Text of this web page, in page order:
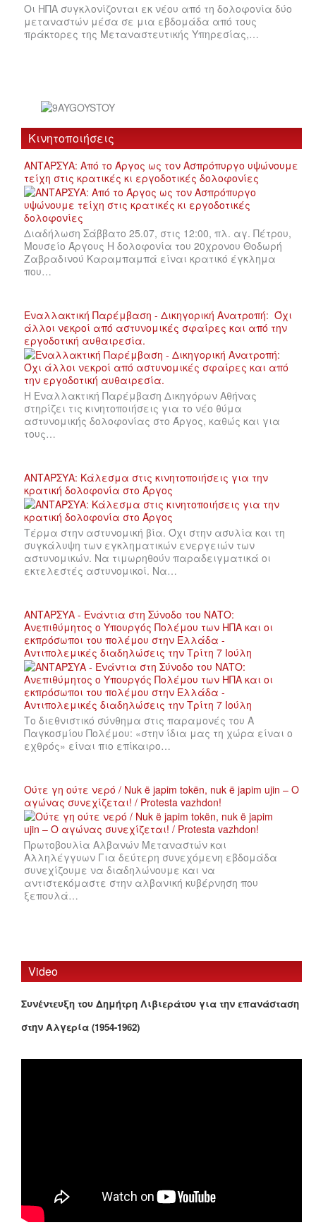
Οι ΗΠΑ συγκλονίζονται εκ νέου από τη δολοφονία δύο
μεταναστών μέσα σε μια εβδομάδα από τους
πράκτορες της Μεταναστευτικής Υπηρεσίας,…
Κινητοποιήσεις
ΑΝΤΑΡΣΥΑ: Από το Άργος ως τον Ασπρόπυργο υψώνουμε
τείχη στις κρατικές κι εργοδοτικές δολοφονίες
Διαδήλωση Σάββατο 25.07, στις 12:00, πλ. αγ. Πέτρου,
Μουσείο Άργους Η δολοφονία του 20χρονου Θοδωρή
Ζαβραδινού Καραμπαμπά είναι κρατικό έγκλημα
που…
Εναλλακτική Παρέμβαση - Δικηγορική Ανατροπή: Όχι
άλλοι νεκροί από αστυνομικές σφαίρες και από την
εργοδοτική αυθαιρεσία.
Η Εναλλακτική Παρέμβαση Δικηγόρων Αθήνας
στηρίζει τις κινητοποιήσεις για το νέο θύμα
αστυνομικής δολοφονίας στο Άργος, καθώς και για
τους…
ΑΝΤΑΡΣΥΑ: Κάλεσμα στις κινητοποιήσεις για την
κρατική δολοφονία στο Άργος
Τέρμα στην αστυνομική βία. Όχι στην ασυλία και τη
συγκάλυψη των εγκληματικών ενεργειών των
αστυνομικών. Να τιμωρηθούν παραδειγματικά οι
εκτελεστές αστυνομικοί. Να…
ΑΝΤΑΡΣΥΑ - Ενάντια στη Σύνοδο του ΝΑΤΟ:
Ανεπιθύμητος ο Υπουργός Πολέμου των ΗΠΑ και οι
εκπρόσωποι του πολέμου στην Ελλάδα -
Αντιπολεμικές διαδηλώσεις την Τρίτη 7 Ιούλη
Το διεθνιστικό σύνθημα στις παραμονές του Α
Παγκοσμίου Πολέμου: «στην ίδια μας τη χώρα είναι ο
εχθρός» είναι πιο επίκαιρο…
Ούτε γη ούτε νερό / Nuk ë japim tokën, nuk ë japim ujin – Ο
αγώνας συνεχίζεται! / Protesta vazhdon!
Πρωτοβουλία Αλβανών Μεταναστών και
Αλληλέγγυων Για δεύτερη συνεχόμενη εβδομάδα
συνεχίζουμε να διαδηλώνουμε και να
αντιστεκόμαστε στην αλβανική κυβέρνηση που
ξεπουλά…
Video
Συνέντευξη του Δημήτρη Λιβιεράτου για την επανάσταση
στην Αλγερία (1954-1962)